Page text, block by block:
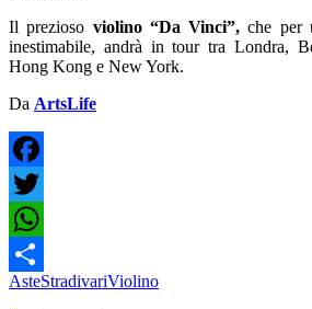
Il prezioso violino “Da Vinci”, che per
inestimabile, andrà in tour tra Londra,
Hong Kong e New York.
Da ArtsLife
Facebook
Twitter
WhatsApp
Share
AsteStradivariViolino